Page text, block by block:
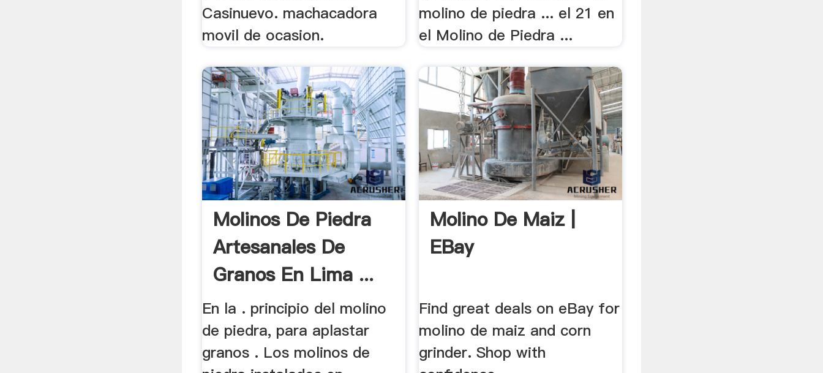
Casinuevo. machacadora
movil de ocasion.
molino de piedra ... el 21 en
el Molino de Piedra ...
Molinos De Piedra
Artesanales De
Granos En Lima ...
En la . principio del molino
de piedra, para aplastar
granos . Los molinos de
Molino De Maiz |
EBay
Find great deals on eBay for
molino de maiz and corn
grinder. Shop with